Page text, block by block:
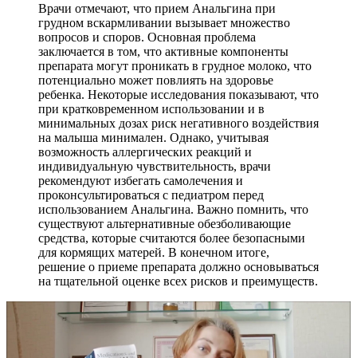
Врачи отмечают, что прием Анальгина при
грудном вскармливании вызывает множество
вопросов и споров. Основная проблема
заключается в том, что активные компоненты
препарата могут проникать в грудное молоко, что
потенциально может повлиять на здоровье
ребенка. Некоторые исследования показывают, что
при кратковременном использовании и в
минимальных дозах риск негативного воздействия
на малыша минимален. Однако, учитывая
возможность аллергических реакций и
индивидуальную чувствительность, врачи
рекомендуют избегать самолечения и
проконсультироваться с педиатром перед
использованием Анальгина. Важно помнить, что
существуют альтернативные обезболивающие
средства, которые считаются более безопасными
для кормящих матерей. В конечном итоге,
решение о приеме препарата должно основываться
на тщательной оценке всех рисков и преимуществ.